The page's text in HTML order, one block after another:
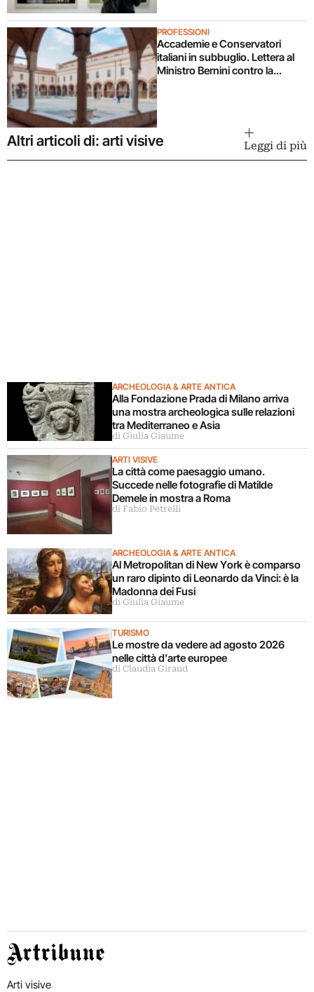
PROFESSIONI
Accademie e Conservatori
italiani in subbuglio. Lettera al
Ministro Bernini contro la
Altri articoli di: arti visive Leggi di più
ARCHEOLOGIA & ARTE ANTICA
Alla Fondazione Prada di Milano arriva
una mostra archeologica sulle relazioni
tra Mediterraneo e Asia
di Giulia Giaume
ARTI VISIVE
La città come paesaggio umano.
Succede nelle fotografie di Matilde
Demele in mostra a Roma
di Fabio Petrelli
ARCHEOLOGIA & ARTE ANTICA
Al Metropolitan di New York è comparso
un raro dipinto di Leonardo da Vinci: è la
Madonna dei Fusi
di Giulia Giaume
TURISMO
Le mostre da vedere ad agosto 2026
nelle città d’arte europee
di Claudia Giraud
Artribune
Arti visive